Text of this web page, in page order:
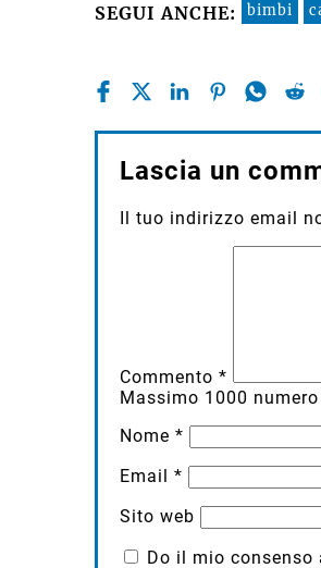
SEGUI ANCHE: bimbi
Lascia un
Il tuo indirizzo email
Commento *
Massimo 1000
Nome *
Email *
Sito web
Do il mio